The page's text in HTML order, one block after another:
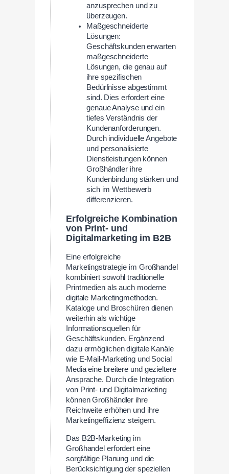
anzusprechen und zu
überzeugen.
Maßgeschneiderte
Lösungen:
Geschäftskunden erwarten
maßgeschneiderte
Lösungen, die genau auf
ihre spezifischen
Bedürfnisse abgestimmt
sind. Dies erfordert eine
genaue Analyse und ein
tiefes Verständnis der
Kundenanforderungen.
Durch individuelle Angebote
und personalisierte
Dienstleistungen können
Großhändler ihre
Kundenbindung stärken und
sich im Wettbewerb
differenzieren.
Erfolgreiche Kombination
von Print- und
Digitalmarketing im B2B
Eine erfolgreiche
Marketingstrategie im Großhandel
kombiniert sowohl traditionelle
Printmedien als auch moderne
digitale Marketingmethoden.
Kataloge und Broschüren dienen
weiterhin als wichtige
Informationsquellen für
Geschäftskunden. Ergänzend
dazu ermöglichen digitale Kanäle
wie E-Mail-Marketing und Social
Media eine breitere und gezieltere
Ansprache. Durch die Integration
von Print- und Digitalmarketing
können Großhändler ihre
Reichweite erhöhen und ihre
Marketingeffizienz steigern.
Das B2B-Marketing im
Großhandel erfordert eine
sorgfältige Planung und die
Berücksichtigung der speziellen